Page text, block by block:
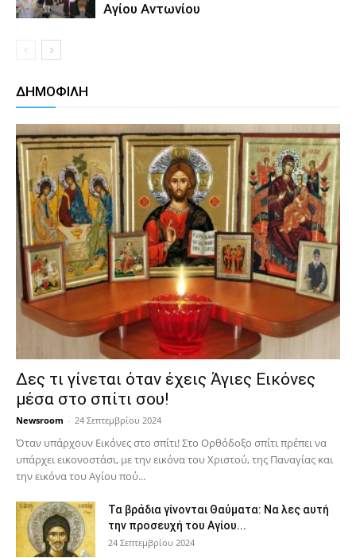
Αγίου Αντωνίου
ΔΗΜΟΦΙΛΗ
Δες τι γίνεται όταν έχεις Άγιες Εικόνες
μέσα στο σπίτι σου!
Newsroom - 24 Σεπτεμβρίου 2024
Όταν υπάρχουν Εικόνες στο σπίτι! Στο Ορθόδοξο σπίτι πρέπει να
υπάρχει εικονοστάσι, με την εικόνα του Χριστού, της Παν­αγίας και
την εικόνα του Αγίου πού...
Τα βράδια γίνονται Θαύματα: Να λες αυτή
την προσευχή του Αγίου...
24 Σεπτεμβρίου 2024